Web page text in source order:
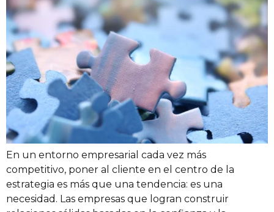
En un entorno empresarial cada vez más
competitivo, poner al cliente en el centro de la
estrategia es más que una tendencia: es una
necesidad. Las empresas que logran construir